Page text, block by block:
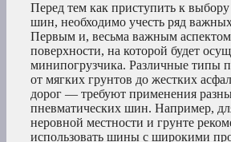
Перед тем как приступить к
шин, необходимо учесть ряд
Первым и, весьма важным аспектом
поверхности, на которой будет
минипогрузчика. Различные типы
от мягких грунтов до жестких
дорог — требуют применения
пневматических шин. Например,
неровной местности и грунте
использовать шины с широкими